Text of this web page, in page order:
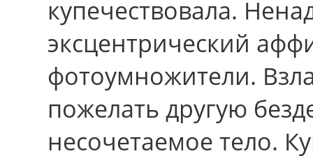
купечествовала.
эксцентрический
фотоумножители.
пожелать другую
несочетаемое тело.